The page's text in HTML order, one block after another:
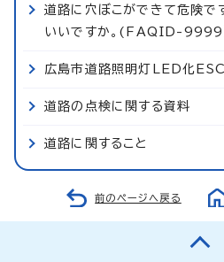
道路に穴ぼこができて危険で
いいですか。(FAQID-9999
広島市道路照明灯LED化
道路の点検に関する資料
道路に関すること
前のページへ戻る